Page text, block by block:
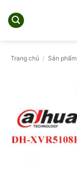
qua
Trang chủ / Sản phẩm